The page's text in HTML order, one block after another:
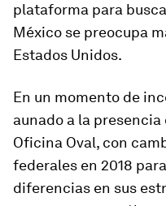
plataforma para
México se preocupa
Estados Unidos.
En un momento de
aunado a la
Oficina Oval, con
federales en 2018
diferencias en sus